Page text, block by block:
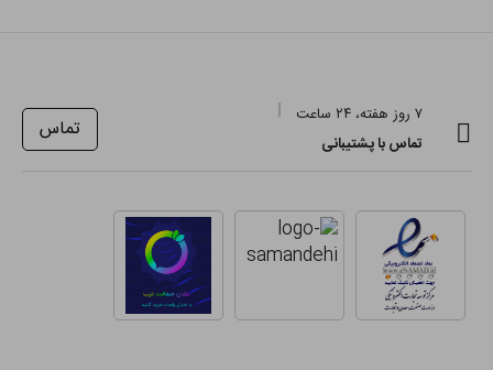
۷ روز هفته، ۲۴ ساعت
تماس با پشتیبانی
تماس